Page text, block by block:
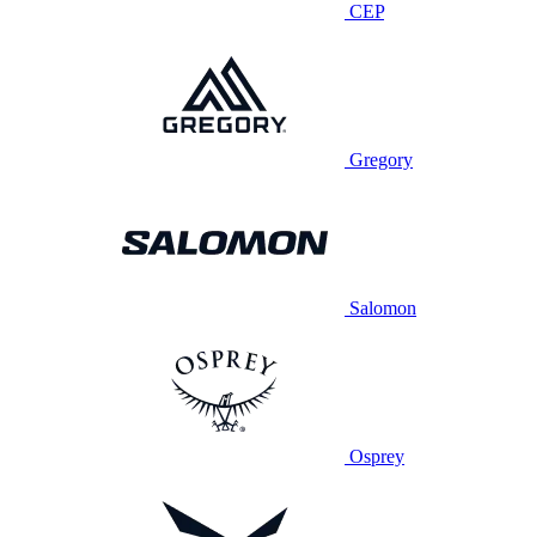
CEP
Gregory
Salomon
Osprey